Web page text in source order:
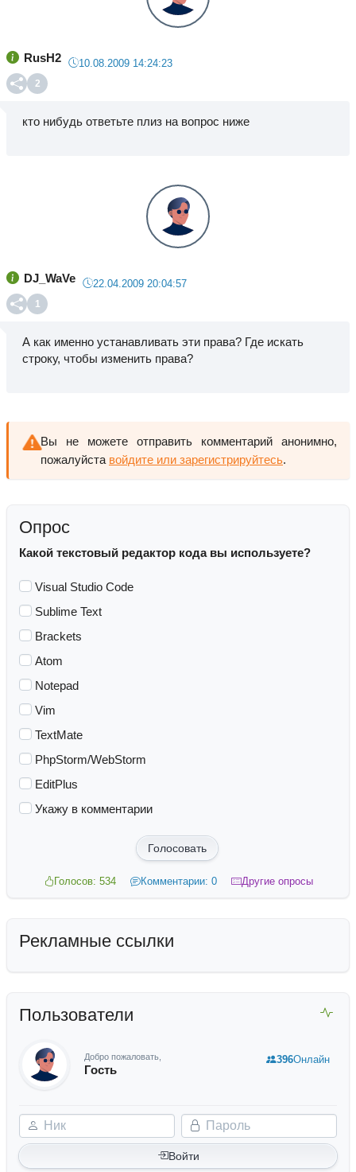
RusH2 10.08.2009 14:24:23
2
кто нибудь ответьте плиз на вопрос ниже
DJ_WaVe 22.04.2009 20:04:57
1
А как именно устанавливать эти права? Где искать
строку, чтобы изменить права?
Вы не можете отправить комментарий анонимно,
пожалуйста войдите или зарегистрируйтесь.
Опрос
Какой текстовый редактор кода вы используете?
Visual Studio Code
Sublime Text
Brackets
Atom
Notepad
Vim
TextMate
PhpStorm/WebStorm
EditPlus
Укажу в комментарии
Голосовать
Голосов: 534 Комментарии: 0 Другие опросы
Рекламные ссылки
Пользователи
Добро пожаловать,
Гость
Ник Пароль
Войти
396Онлайн